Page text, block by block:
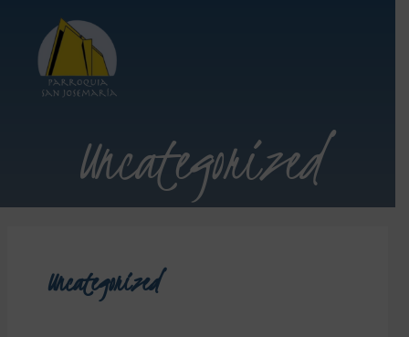
Uncategorized
Uncategorized